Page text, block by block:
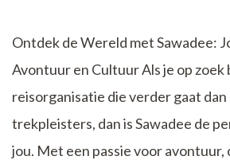
Ontdek de Wereld met Sawadee:
Avontuur en Cultuur Als je op zoek
reisorganisatie die verder gaat
trekpleisters, dan is Sawadee de
jou. Met een passie voor avontuur,